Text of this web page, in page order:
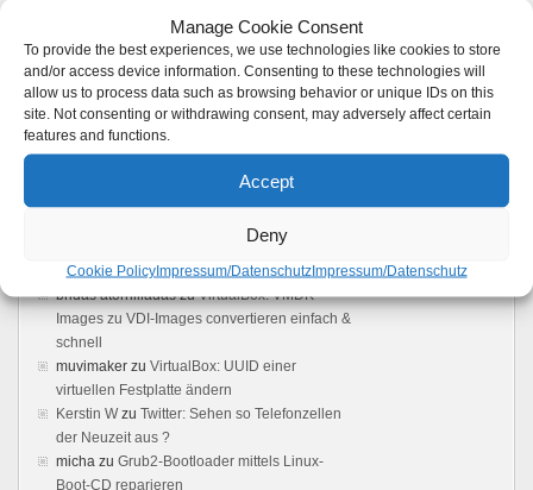
Manage Cookie Consent
To provide the best experiences, we use technologies like cookies to store
and/or access device information. Consenting to these technologies will
allow us to process data such as browsing behavior or unique IDs on this
site. Not consenting or withdrawing consent, may adversely affect certain
features and functions.
Accept
Deny
Cookie PolicyImpressum/DatenschutzImpressum/Datenschutz
Anleitung. Es läuft !
Feedback
Vmware server: Browser does not load user
interface - Boot PaniczuVMware 2.x: Kein
Zugriff auf die Weboberfläche möglich –
VMware 2.x: Kein Zugriff auf die
Weboberfläche möglich – Loading ..
bridas atornilladaszuVirtualBox: VMDK-
Images zu VDI-Images convertieren einfach &
schnell
muvimaker zu VirtualBox: UUID einer
virtuellen Festplatte ändern
Kerstin Wzu Twitter: Sehen so Telefonzellen
der Neuzeit aus ?
micha zu Grub2-Bootloader mittels Linux-
Boot-CD reparieren